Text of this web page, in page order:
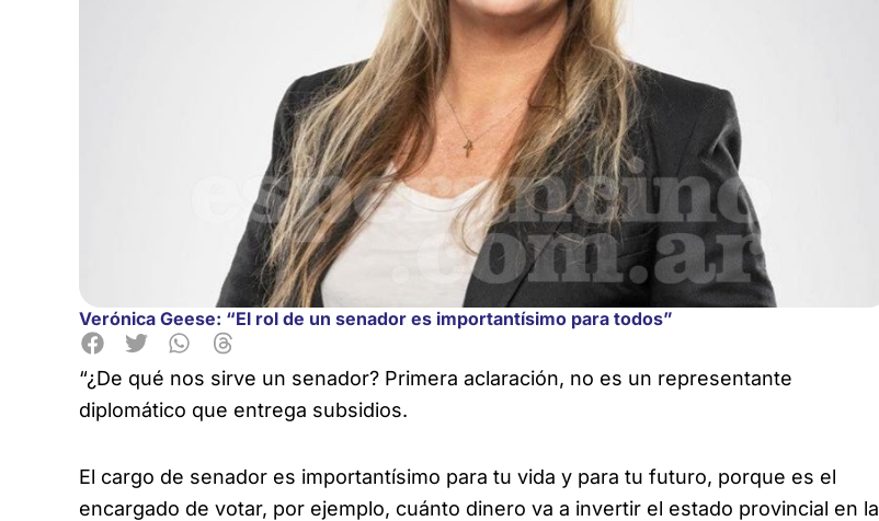
Verónica Geese: “El rol de un senador es importantísimo para todos”
“¿De qué nos sirve un senador? Primera aclaración, no es un representante
diplomático que entrega subsidios.
El cargo de senador es importantísimo para tu vida y para tu futuro, porque es el
encargado de votar, por ejemplo, cuánto dinero va a invertir el estado provincial en la